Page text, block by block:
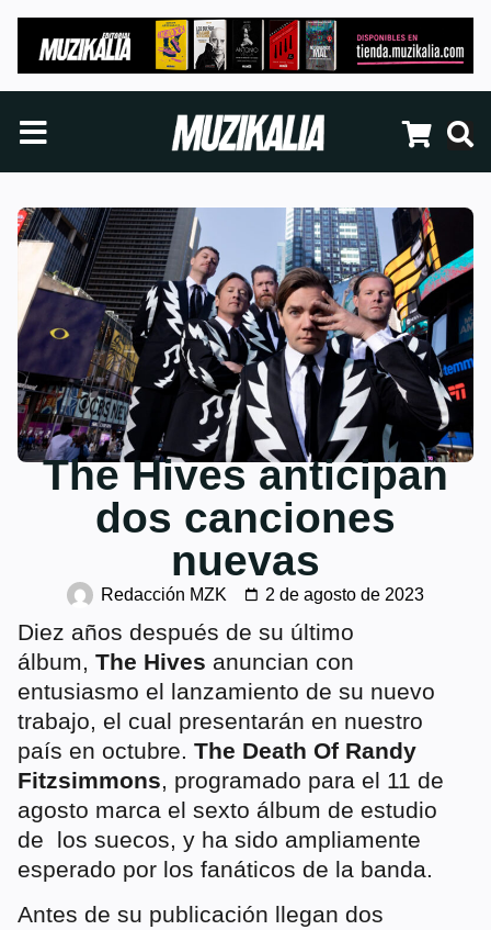
The Hives anticipan
dos canciones
nuevas
Redacción MZK 2 de agosto de 2023
Diez años después de su último
álbum, The Hives anuncian con
entusiasmo el lanzamiento de su nuevo
trabajo, el cual presentarán en nuestro
país en octubre. The Death Of Randy
Fitzsimmons, programado para el 11 de
agosto marca el sexto álbum de estudio
de los suecos, y ha sido ampliamente
esperado por los fanáticos de la banda.
Antes de su publicación llegan dos